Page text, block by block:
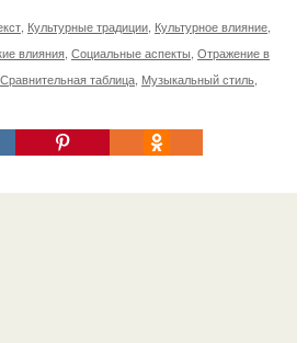
Культурные традиции Культурное влияние
влияния Социальные аспекты Отражение в
Сравнительная таблица Музыкальный стиль